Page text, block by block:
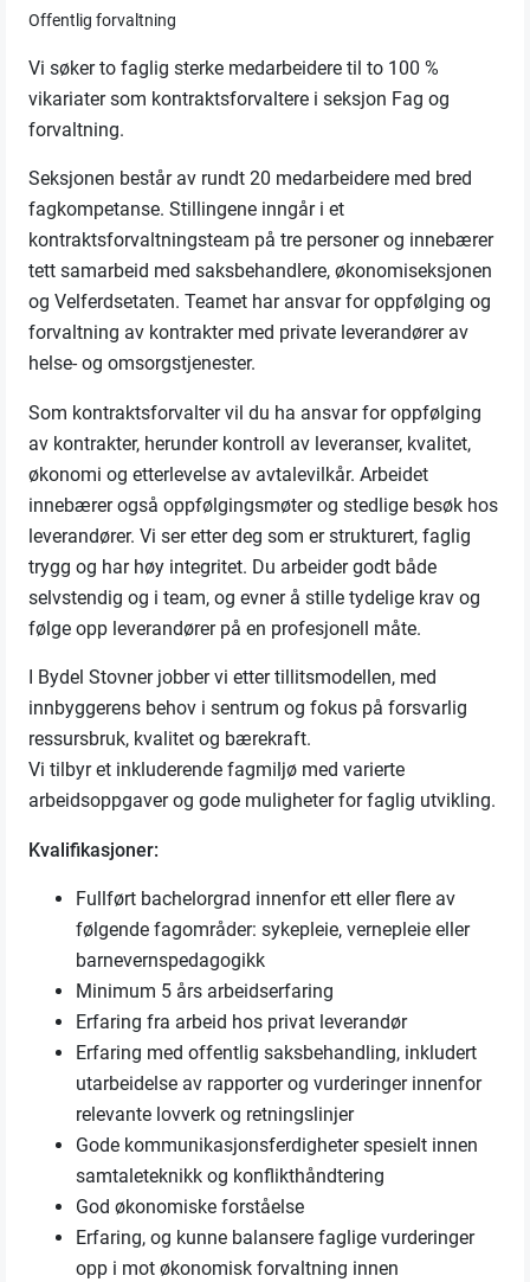
Offentlig forvaltning
Vi søker to faglig sterke medarbeidere til to 100 %
vikariater som kontraktsforvaltere i seksjon Fag og
forvaltning.
Seksjonen består av rundt 20 medarbeidere med bred
fagkompetanse. Stillingene inngår i et
kontraktsforvaltningsteam på tre personer og innebærer
tett samarbeid med saksbehandlere, økonomiseksjonen
og Velferdsetaten. Teamet har ansvar for oppfølging og
forvaltning av kontrakter med private leverandører av
helse- og omsorgstjenester.
Som kontraktsforvalter vil du ha ansvar for oppfølging
av kontrakter, herunder kontroll av leveranser, kvalitet,
økonomi og etterlevelse av avtalevilkår. Arbeidet
innebærer også oppfølgingsmøter og stedlige besøk hos
leverandører. Vi ser etter deg som er strukturert, faglig
trygg og har høy integritet. Du arbeider godt både
selvstendig og i team, og evner å stille tydelige krav og
følge opp leverandører på en profesjonell måte.
I Bydel Stovner jobber vi etter tillitsmodellen, med
innbyggerens behov i sentrum og fokus på forsvarlig
ressursbruk, kvalitet og bærekraft.
Vi tilbyr et inkluderende fagmiljø med varierte
arbeidsoppgaver og gode muligheter for faglig utvikling.
Kvalifikasjoner:
Fullført bachelorgrad innenfor ett eller flere av
følgende fagområder: sykepleie, vernepleie eller
barnevernspedagogikk
Minimum 5 års arbeidserfaring
Erfaring fra arbeid hos privat leverandør
Erfaring med offentlig saksbehandling, inkludert
utarbeidelse av rapporter og vurderinger innenfor
relevante lovverk og retningslinjer
Gode kommunikasjonsferdigheter spesielt innen
samtaleteknikk og konflikthåndtering
God økonomiske forståelse
Erfaring, og kunne balansere faglige vurderinger
opp i mot økonomisk forvaltning innen